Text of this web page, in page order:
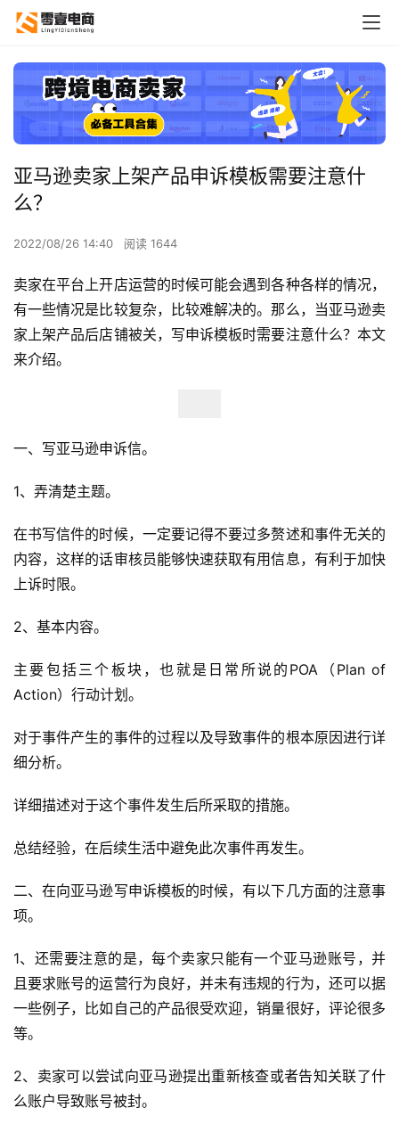
首
页
球
开
亚马逊卖家上架产品申诉模板需要注意什
么？
2022/08/26 14:40 阅读 1644
卖家在平台上开店运营的时候可能会遇到各种各样的情况，
有一些情况是比较复杂，比较难解决的。那么，当亚马逊卖
家上架产品后店铺被关，写申诉模板时需要注意什么？本文
来介绍。
一、写亚马逊申诉信。
1、弄清楚主题。
在书写信件的时候，一定要记得不要过多赘述和事件无关的
内容，这样的话审核员能够快速获取有用信息，有利于加快
上诉时限。
2、基本内容。
主要包括三个板块，也就是日常所说的POA（Plan of
Action）行动计划。
对于事件产生的事件的过程以及导致事件的根本原因进行详
细分析。
详细描述对于这个事件发生后所采取的措施。
总结经验，在后续生活中避免此次事件再发生。
二、在向亚马逊写申诉模板的时候，有以下几方面的注意事
项。
1、还需要注意的是，每个卖家只能有一个亚马逊账号，并
且要求账号的运营行为良好，并未有违规的行为，还可以据
一些例子，比如自己的产品很受欢迎，销量很好，评论很多
等。
2、卖家可以尝试向亚马逊提出重新核查或者告知关联了什
么账户导致账号被封。